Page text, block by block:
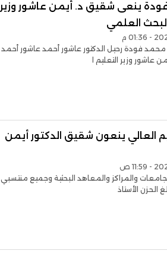
ينعى شقيق د. أيمن عاشور وزير
العلمي
محمد فودة رحيل الدكتور عاشور أحمد عاشور أحمد
عاشور وزير التعليم ا
العالي ينعون شقيق الدكتور أيمن
والمراكز والمعاهد البحثية وجميع منتسبي
الحزن الأستاذ